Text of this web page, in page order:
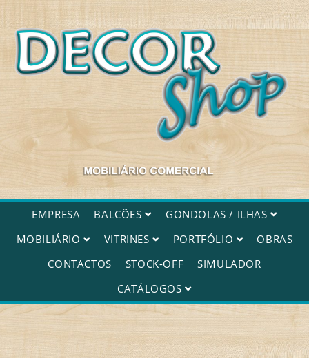
EMPRESA BALCÕES
GONDOLAS / ILHAS
MOBILIÁRIO
VITRINES PORTFÓLIO
OBRAS
CONTACTOS
STOCK-OFF
SIMULADOR
CATÁLOGOS